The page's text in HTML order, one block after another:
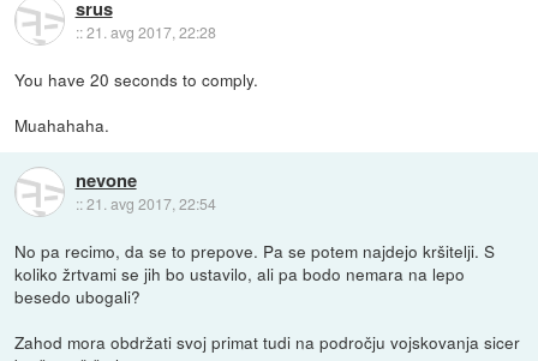
srus
::21. avg 2017, 22:28
You have 20 seconds to comply.
Muahahaha.
nevone
::21. avg 2017, 22:54
No pa recimo, da se to prepove. Pa se potem najdejo kršitelji. S
koliko žrtvami se jih bo ustavilo, ali pa bodo nemara na lepo
besedo ubogali?
Zahod mora obdržati svoj primat tudi na področju vojskovanja sicer